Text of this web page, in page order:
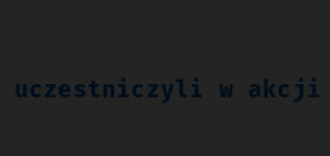
uczestniczyli w